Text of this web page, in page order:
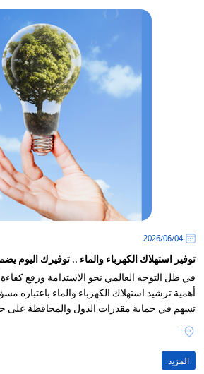
04‏/06‏/2026
توفير استهلاك الكهرباء والماء .. توفيرك اليوم
في ظل التوجه العالمي نحو الاستدامة ورفع كفاءة
أهمية ترشيد استهلاك الكهرباء والماء باعتباره
تسهم في حماية مقدرات الدول والمحافظة على
-
المزيد